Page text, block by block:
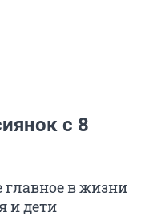
с 8
главное в жизни
и дети